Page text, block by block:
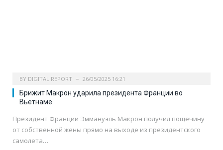
BY DIGITAL REPORT 26/05/2025 16:21
Брижит Макрон ударила президента Франции во
Вьетнаме
Президент Франции Эммануэль Макрон получил пощечину
от собственной жены прямо на выходе из президентского
самолета…